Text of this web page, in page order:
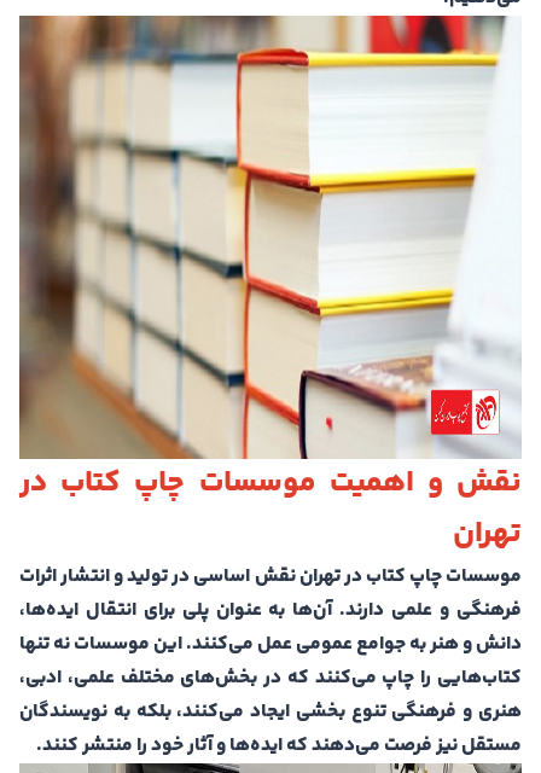
نقش و اهمیت موسسات چاپ کتاب در
تهران
موسسات چاپ کتاب در تهران نقش اساسی در تولید و انتشار اثرات
فرهنگی و علمی دارند. آن‌ها به عنوان پلی برای انتقال ایده‌ها،
دانش و هنر به جوامع عمومی عمل می‌کنند. این موسسات نه تنها
کتاب‌هایی را چاپ می‌کنند که در بخش‌های مختلف علمی، ادبی،
هنری و فرهنگی تنوع بخشی ایجاد می‌کنند، بلکه به نویسندگان
مستقل نیز فرصت می‌دهند که ایده‌ها و آثار خود را منتشر کنند.